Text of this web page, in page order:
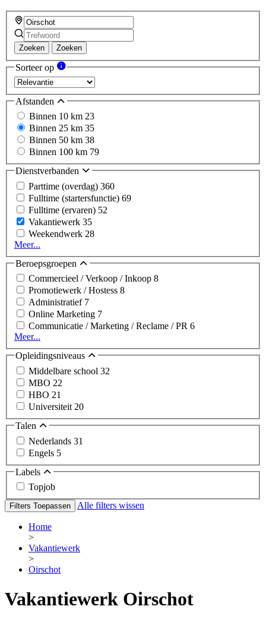
Zoeken Zoeken
Sorteer op
Afstanden
Binnen 10 km 23
Binnen 25 km 35
Binnen 50 km 38
Binnen 100 km 79
Dienstverbanden
Parttime (overdag) 360
Fulltime (startersfunctie) 69
Fulltime (ervaren) 52
Vakantiewerk 35
Weekendwerk 28
Meer...
Beroepsgroepen
Commercieel / Verkoop / Inkoop 8
Promotiewerk / Hostess 8
Administratief 7
Online Marketing 7
Communicatie / Marketing / Reclame / PR 6
Meer...
Opleidingsniveaus
Middelbare school 32
MBO 22
HBO 21
Universiteit 20
Talen
Nederlands 31
Engels 5
Labels
Topjob
Filters Toepassen Alle filters wissen
Home
>
Vakantiewerk
>
Oirschot
Vakantiewerk Oirschot